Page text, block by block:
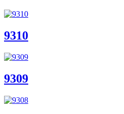
9310
9309